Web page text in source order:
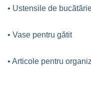
• Ustensile de
• Vase pentru gătit
• Articole pentru